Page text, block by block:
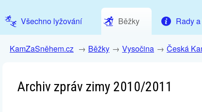
Všechno lyžování Běžky Rady
KamZaSněhem.cz Běžky Vysočina Česká
Archiv zpráv zimy 2010/2011